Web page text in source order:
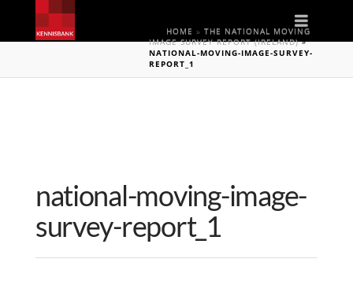
HOME » THE NATIONAL MOVING
IMAGE SURVEY REPORT (IRELAND)»
NATIONAL-MOVING-IMAGE-SURVEY-
REPORT_1
national-moving-image-
survey-report_1